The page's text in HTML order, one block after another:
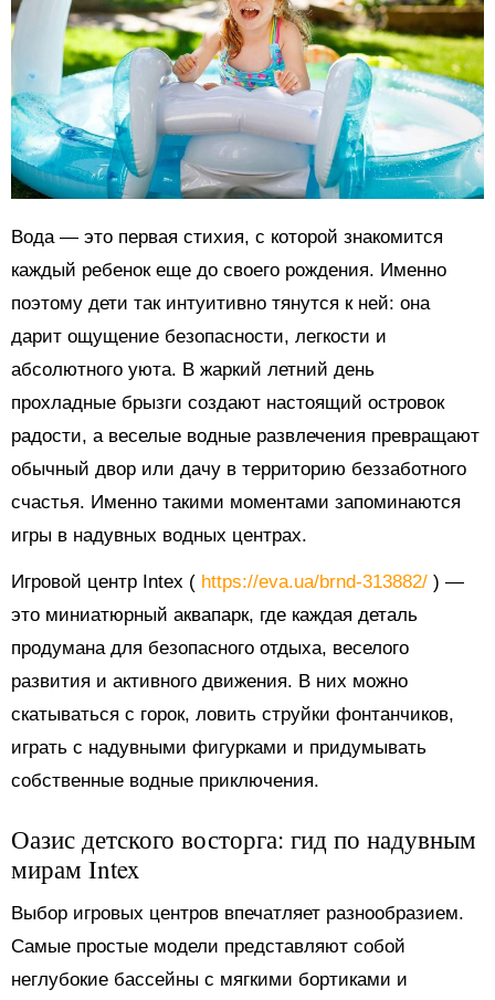
Вода — это первая стихия, с которой знакомится
каждый ребенок еще до своего рождения. Именно
поэтому дети так интуитивно тянутся к ней: она
дарит ощущение безопасности, легкости и
абсолютного уюта. В жаркий летний день
прохладные брызги создают настоящий островок
радости, а веселые водные развлечения превращают
обычный двор или дачу в территорию беззаботного
счастья. Именно такими моментами запоминаются
игры в надувных водных центрах.
Игровой центр Intex ( https://eva.ua/brnd-313882/ ) —
это миниатюрный аквапарк, где каждая деталь
продумана для безопасного отдыха, веселого
развития и активного движения. В них можно
скатываться с горок, ловить струйки фонтанчиков,
играть с надувными фигурками и придумывать
собственные водные приключения.
Оазис детского восторга: гид по надувным
мирам Intex
Выбор игровых центров впечатляет разнообразием.
Самые простые модели представляют собой
неглубокие бассейны с мягкими бортиками и